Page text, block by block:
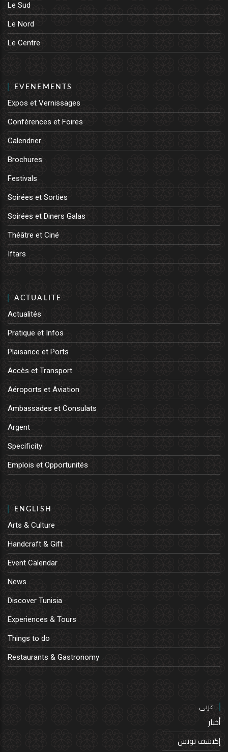
Le Sud
Le Nord
Le Centre
EVENEMENTS
Expos et Vernissages
Conférences et Foires
Calendrier
Brochures
Festivals
Soirées et Sorties
Soirées et Diners Galas
Théâtre et Ciné
Iftars
ACTUALITE
Actualités
Pratique et Infos
Plaisance et Ports
Accès et Transport
Aéroports et Aviation
Ambassades et Consulats
Argent
Specificity
Emplois et Opportunités
ENGLISH
Arts & Culture
Handcraft & Gift
Event Calendar
News
Discover Tunisia
Experiences & Tours
Things to do
Restaurants & Gastronomy
عربي
أخبار
إكتشف تونس